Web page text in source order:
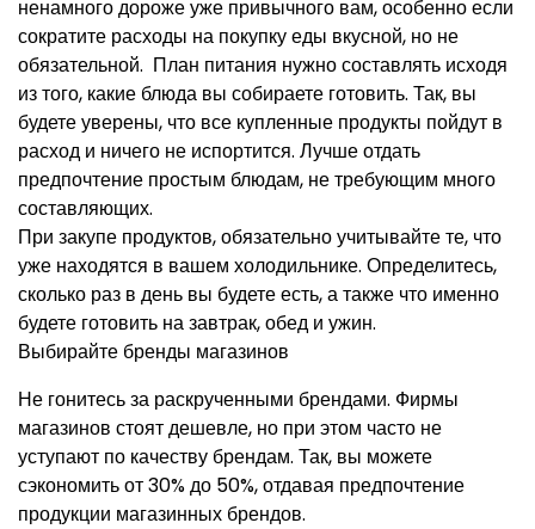
ненамного дороже уже привычного вам, особенно если
сократите расходы на покупку еды вкусной, но не
обязательной. План питания нужно составлять исходя
из того, какие блюда вы собираете готовить. Так, вы
будете уверены, что все купленные продукты пойдут в
расход и ничего не испортится. Лучше отдать
предпочтение простым блюдам, не требующим много
составляющих.
При закупе продуктов, обязательно учитывайте те, что
уже находятся в вашем холодильнике. Определитесь,
сколько раз в день вы будете есть, а также что именно
будете готовить на завтрак, обед и ужин.
Выбирайте бренды магазинов
Не гонитесь за раскрученными брендами. Фирмы
магазинов стоят дешевле, но при этом часто не
уступают по качеству брендам. Так, вы можете
сэкономить от 30% до 50%, отдавая предпочтение
продукции магазинных брендов.